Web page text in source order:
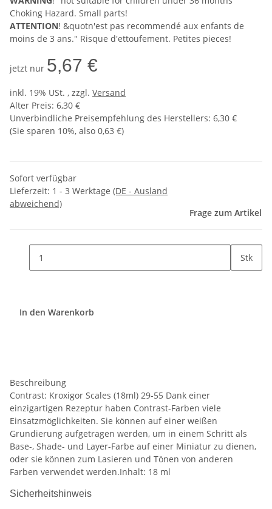
Choking Hazard. Small parts!
ATTENTION! &quotn'est pas recommendé aux enfants de
moins de 3 ans." Risque d'ettoufement. Petites pieces!
jetzt nur 5,67 €
inkl. 19% USt. , zzgl. Versand
Alter Preis: 6,30 €
Unverbindliche Preisempfehlung des Herstellers: 6,30 €
(Sie sparen 10%, also 0,63 €)
Sofort verfügbar
Lieferzeit: 1 - 3 Werktage (DE - Ausland
abweichend)
Frage zum Artikel
Stk
In den Warenkorb
Beschreibung
Contrast: Kroxigor Scales (18ml) 29-55 Dank einer
einzigartigen Rezeptur haben Contrast-Farben viele
Einsatzmöglichkeiten. Sie können auf einer weißen
Grundierung aufgetragen werden, um in einem Schritt als
Base-, Shade- und Layer-Farbe auf einer Miniatur zu dienen,
oder sie können zum Lasieren und Tönen von anderen
Farben verwendet werden.Inhalt: 18 ml
Sicherheitshinweis